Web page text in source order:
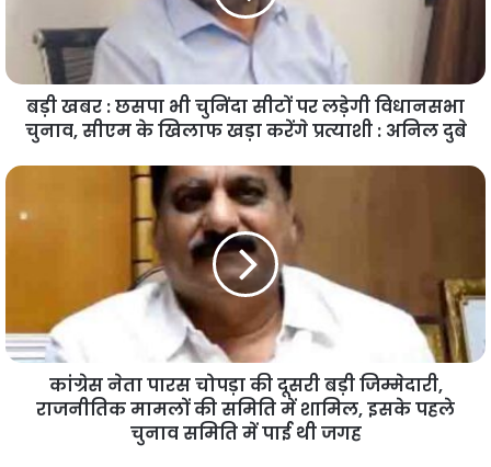
बड़ी खबर : छसपा भी चुनिंदा सीटों पर लड़ेगी विधानसभा
चुनाव, सीएम के खिलाफ खड़ा करेंगे प्रत्याशी : अनिल दुबे
कांग्रेस नेता पारस चोपड़ा की दूसरी बड़ी जिम्मेदारी,
राजनीतिक मामलों की समिति में शामिल, इसके पहले
चुनाव समिति में पाई थी जगह